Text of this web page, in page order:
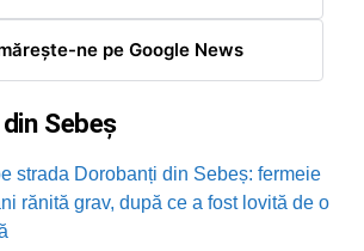
ne pe Google News
Sebeș
strada Dorobanți din Sebeș: fermeie
rănită grav, după ce a fost lovită de o